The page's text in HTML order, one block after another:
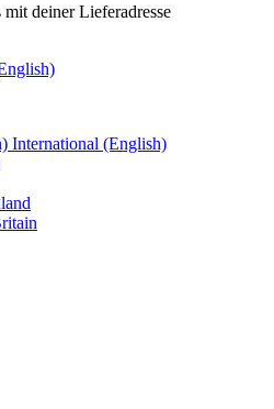
mit deiner Lieferadresse
International (English)